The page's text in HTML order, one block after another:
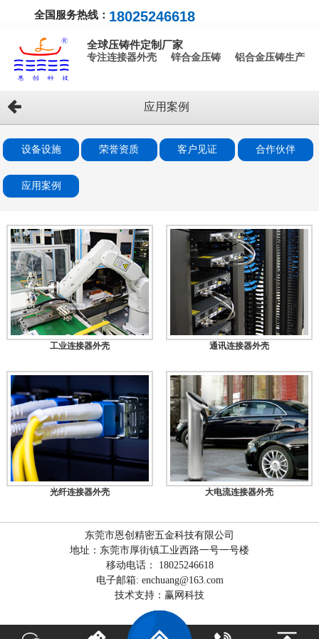
全国服务热线： 18025246618
全球压铸件定制厂家
专注连接器外壳 锌合金压铸 铝合金压铸生产
应用案例
设备设施 荣誉资质 客户见证 合作伙伴
应用案例
工业连接器外壳 通讯连接器外壳
光纤连接器外壳 大电流连接器外壳
东莞市恩创精密五金科技有限公司
地址：东莞市厚街镇工业西路一号一号楼
移动电话： 18025246618
电子邮箱: enchuang@163.com
技术支持：赢网科技